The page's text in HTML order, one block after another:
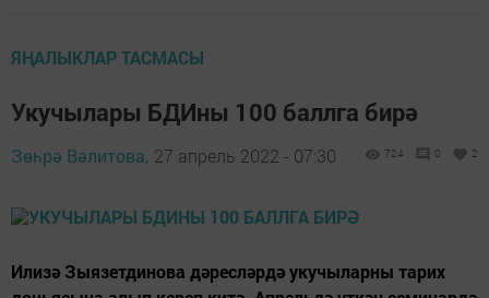
ЯҢАЛЫКЛАР ТАСМАСЫ
Укучылары БДИны 100 баллга бирә
Зөһрә Вәлитова, 27 апрель 2022 - 07:30 724 0 2
Илизә Зыязетдинова дәресләрдә укучыларны тарих